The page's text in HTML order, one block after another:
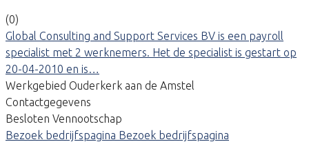
(0)
Global Consulting and Support Services BV is een payroll
specialist met 2 werknemers. Het de specialist is gestart op
20-04-2010 en is…
Werkgebied Ouderkerk aan de Amstel
Contactgegevens
Besloten Vennootschap
Bezoek bedrijfspagina Bezoek bedrijfspagina